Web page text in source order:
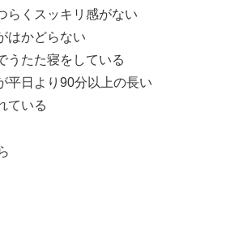
らくスッキリ感がない
はかどらない
うたた寝をしている
平日より90分以上の長い
ている